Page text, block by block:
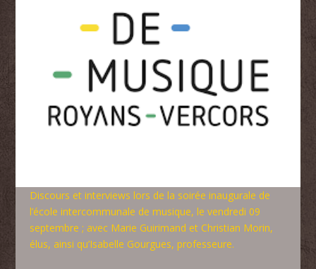
Discours et interviews lors de la soirée inaugurale de
l’école intercommunale de musique, le vendredi 09
septembre ; avec Marie Guirimand et Christian Morin,
élus, ainsi qu’Isabelle Gourgues, professeure.